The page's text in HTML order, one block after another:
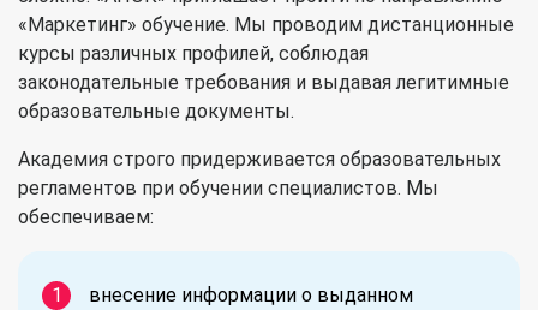
«Маркетинг» обучение. Мы проводим дистанционные
курсы различных профилей, соблюдая
законодательные требования и выдавая легитимные
образовательные документы.
Академия строго придерживается образовательных
регламентов при обучении специалистов. Мы
обеспечиваем:
внесение информации о выданном